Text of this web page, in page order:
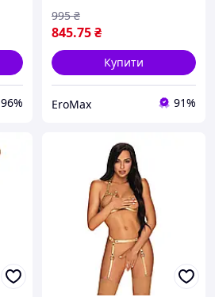
96%
845.75₴
995 ₴
Купити
EroMax 91%